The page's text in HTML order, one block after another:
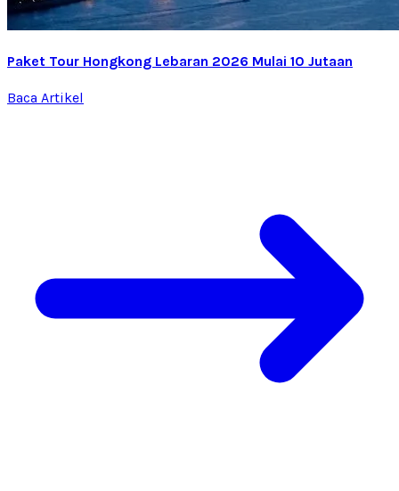
Paket Tour Hongkong Lebaran 2026 Mulai 10 Jutaan
Baca Artikel